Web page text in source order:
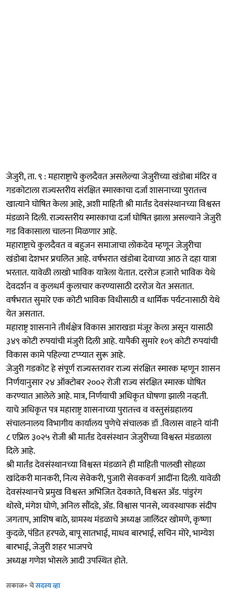
जेजुरी, ता. ९ : महाराष्ट्राचे कुलदैवत असलेल्या जेजुरीच्या खंडोबा मंदिर व
गडकोटाला राज्यस्तरीय संरक्षित स्मारकाचा दर्जा शासनाच्या पुरातत्त्व
खात्याने घोषित केला आहे, अशी माहिती श्री मार्तंड देवसंस्थानच्या विश्वस्त
मंडळाने दिली. राज्यस्तरीय स्मारकाचा दर्जा घोषित झाला असल्याने जेजुरी
गड विकासाला चालना मिळणार आहे.
महाराष्ट्राचे कुलदैवत व बहुजन समाजाचा लोकदेव म्हणून जेजुरीचा
खंडोबा देशभर प्रचलित आहे. वर्षभरात खंडोबा देवाच्या आठ ते दहा यात्रा
भरतात. यावेळी लाखो भाविक यात्रेला येतात. दररोज हजारो भाविक येथे
देवदर्शन व कुलधर्म कुलाचार करण्यासाठी दररोज येत असतात.
वर्षभरात सुमारे एक कोटी भाविक विधीसाठी व धार्मिक पर्यटनासाठी येथे
येत असतात.
महाराष्ट्र शासनाने तीर्थक्षेत्र विकास आराखडा मंजूर केला असून यासाठी
३४९ कोटी रुपयांची मंजुरी दिली आहे. यापैकी सुमारे १०९ कोटी रुपयांची
विकास कामे पहिल्या टप्प्यात सुरू आहे.
जेजुरी गडकोट हे संपूर्ण राज्यस्तरावर राज्य संरक्षित स्मारक म्हणून शासन
निर्णयानुसार २४ ऑक्टोबर २००२ रोजी राज्य संरक्षित स्मारक घोषित
करण्यात आलेले आहे. मात्र, निर्णयाची अधिकृत घोषणा झाली नव्हती.
याचे अधिकृत पत्र महाराष्ट्र शासनाच्या पुरातत्त्व व वस्तुसंग्रहालय
संचालनालय विभागीय कार्यालय पुणेचे संचालक डॉ .विलास वाहने यांनी
८ एप्रिल ३०२५ रोजी श्री मार्तंड देवसंस्थान जेजुरीच्या विश्वस्त मंडळाला
दिले आहे.
श्री मार्तंड देवसंस्थानच्या विश्वस्त मंडळाने ही माहिती पालखी सोहळा
खांदेकरी मानकरी, नित्य सेवेकरी, पुजारी सेवकवर्ग आदींना दिली. यावेळी
देवसंस्थानचे प्रमुख विश्वस्त अभिजित देवकाते, विश्वस्त ॲड. पांडुरंग
थोरवे, मंगेश घोणे, अनिल सौंदडे, ॲड. विश्वास पानसे, व्यवस्थापक संदीप
जगताप, आशिष बाठे, ग्रामस्थ मंडळाचे अध्यक्ष जालिंदर खोमणे, कृष्णा
कुदळे, पंडित हरपळे, बापू सातभाई, माधव बारभाई, सचिन मोरे, भाग्येश
बारभाई, जेजुरी शहर भाजपचे
अध्यक्ष गणेश भोसले आदी उपस्थित होते.
सकाळ+ चेसदस्य व्हा